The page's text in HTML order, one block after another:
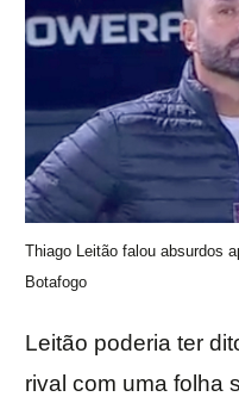
Thiago Leitão falou absurdos
Botafogo
Leitão poderia ter
rival com uma folha